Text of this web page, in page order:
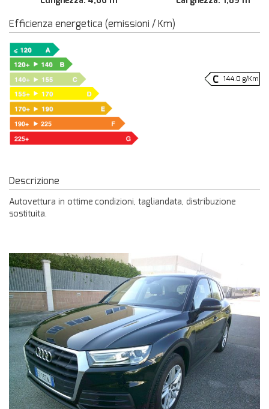
Efficienza energetica (emissioni / Km)
144.0 g/Km
Descrizione
Autovettura in ottime condizioni, tagliandata, distribuzione
sostituita.